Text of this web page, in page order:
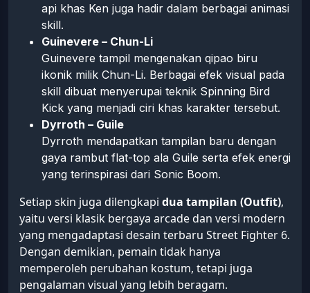
api khas Ken juga hadir dalam berbagai animasi
skill.
Guinevere – Chun-Li
Guinevere tampil mengenakan qipao biru
ikonik milik Chun-Li. Berbagai efek visual pada
skill dibuat menyerupai teknik Spinning Bird
Kick yang menjadi ciri khas karakter tersebut.
Dyrroth – Guile
Dyrroth mendapatkan tampilan baru dengan
gaya rambut flat-top ala Guile serta efek energi
yang terinspirasi dari Sonic Boom.
Setiap skin juga dilengkapi dua tampilan (Outfit),
yaitu versi klasik bergaya arcade dan versi modern
yang mengadaptasi desain terbaru Street Fighter 6.
Dengan demikian, pemain tidak hanya
memperoleh perubahan kostum, tetapi juga
pengalaman visual yang lebih beragam.